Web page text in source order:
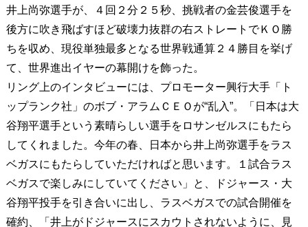
井上尚弥選手が、４回２分２５秒、挑戦者の金芸俊選手を
後方に吹き飛ばすほど破壊力抜群の右ストレートでＫＯ勝
ちを収め、現役単独最多となる世界戦通算２４勝目を挙げ
て、世界進出イヤーの幕開けを飾った。
リング上のインタビューには、プロモーター興行大手「ト
ップランク社」のボブ・アラムＣＥＯが“乱入”。「日本は大
谷翔平選手という素晴らしい選手をロサンゼルスにもたら
してくれました。今年の春、日本から井上尚弥選手をラス
ベガスにもたらしていただければと思います。１試合ラス
ベガスで楽しみにしていてください」と、ドジャース・大
谷翔平投手を引き合いに出し、ラスベガスでの試合開催を
確約、「井上がドジャースにスカウトされないように、見